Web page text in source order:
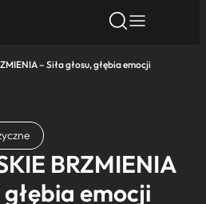
– Siła głosu, głębia emocji
BRZMIENIA
głębia emocji